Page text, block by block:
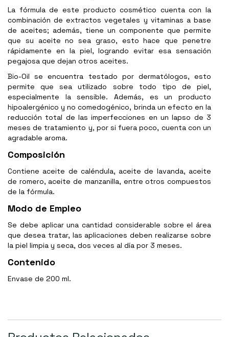
La fórmula de este producto cosmético cuenta con la
combinación de extractos vegetales y vitaminas a base
de aceites; además, tiene un componente que permite
que su aceite no sea graso, esto hace que penetre
rápidamente en la piel, logrando evitar esa sensación
pegajosa que dejan otros aceites.
Bio-Oil se encuentra testado por dermatólogos, esto
permite que sea utilizado sobre todo tipo de piel,
especialmente la sensible. Además, es un producto
hipoalergénico y no comedogénico, brinda un efecto en la
reducción total de las imperfecciones en un lapso de 3
meses de tratamiento y, por si fuera poco, cuenta con un
agradable aroma.
Composición
Contiene aceite de caléndula, aceite de lavanda, aceite
de romero, aceite de manzanilla, entre otros compuestos
de la fórmula.
Modo de Empleo
Se debe aplicar una cantidad considerable sobre el área
que desea tratar, las aplicaciones deben realizarse sobre
la piel limpia y seca, dos veces al día por 3 meses.
Contenido
Envase de 200 ml.